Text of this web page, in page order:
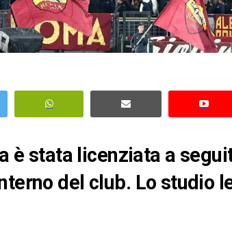
è stata licenziata a
del club. Lo studio